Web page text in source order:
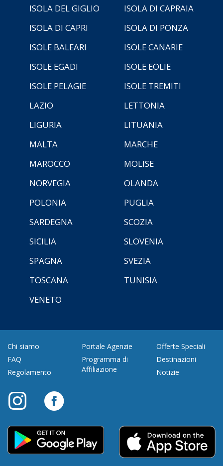
ISOLA DEL GIGLIO
ISOLA DI CAPRAIA
ISOLA DI CAPRI
ISOLA DI PONZA
ISOLE BALEARI
ISOLE CANARIE
ISOLE EGADI
ISOLE EOLIE
ISOLE PELAGIE
ISOLE TREMITI
LAZIO
LETTONIA
LIGURIA
LITUANIA
MALTA
MARCHE
MAROCCO
MOLISE
NORVEGIA
OLANDA
POLONIA
PUGLIA
SARDEGNA
SCOZIA
SICILIA
SLOVENIA
SPAGNA
SVEZIA
TOSCANA
TUNISIA
VENETO
Chi siamo
FAQ
Regolamento
Portale Agenzie
Programma di
Affiliazione
Offerte Speciali
Destinazioni
Notizie